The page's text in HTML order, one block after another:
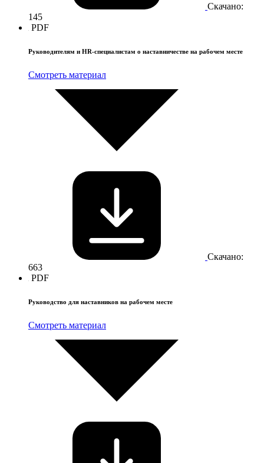
Скачано:
145
PDF
Руководителям и HR-специалистам о наставничестве на рабочем месте
Смотреть материал
Скачано:
663
PDF
Руководство для наставников на рабочем месте
Смотреть материал